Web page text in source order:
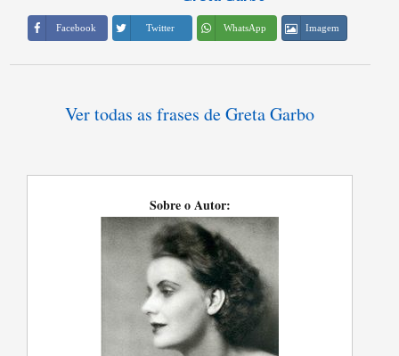
Facebook Twitter WhatsApp Imagem
Ver todas as frases de Greta Garbo
Sobre o Autor: